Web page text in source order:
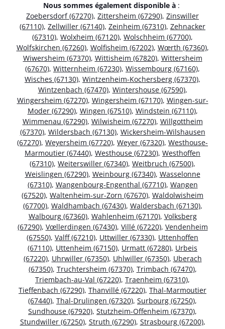
Nous sommes également disponible à :
Zoebersdorf (67270), Zittersheim (67290), Zinswiller
(67110), Zellwiller (67140), Zeinheim (67310), Zehnacker
(67310), Wolxheim (67120), Wolschheim (67700),
Wolfskirchen (67260), Wolfisheim (67202), Wœrth (67360),
Wiwersheim (67370), Wittisheim (67820), Wittersheim
(67670), Witternheim (67230), Wissembourg (67160),
Wisches (67130), Wintzenheim-Kochersberg (67370),
Wintzenbach (67470), Wintershouse (67590),
Wingersheim (67270), Wingersheim (67170), Wingen-sur-
Moder (67290), Wingen (67510), Windstein (67110),
Wimmenau (67290), Wilwisheim (67270), Willgottheim
(67370), Wildersbach (67130), Wickersheim-Wilshausen
(67270), Weyersheim (67720), Weyer (67320), Westhouse-
Marmoutier (67440), Westhouse (67230), Westhoffen
(67310), Weiterswiller (67340), Weitbruch (67500),
Weislingen (67290), Weinbourg (67340), Wasselonne
(67310), Wangenbourg-Engenthal (67710), Wangen
(67520), Waltenheim-sur-Zorn (67670), Waldolwisheim
(67700), Waldhambach (67430), Waldersbach (67130),
Walbourg (67360), Wahlenheim (67170), Volksberg
(67290), Vœllerdingen (67430), Villé (67220), Vendenheim
(67550), Valff (67210), Uttwiller (67330), Uttenhoffen
(67110), Uttenheim (67150), Urmatt (67280), Urbeis
(67220), Uhrwiller (67350), Uhlwiller (67350), Uberach
(67350), Truchtersheim (67370), Trimbach (67470),
Triembach-au-Val (67220), Traenheim (67310),
Tieffenbach (67290), Thanvillé (67220), Thal-Marmoutier
(67440), Thal-Drulingen (67320), Surbourg (67250),
Sundhouse (67920), Stutzheim-Offenheim (67370),
Stundwiller (67250), Struth (67290), Strasbourg (67200),